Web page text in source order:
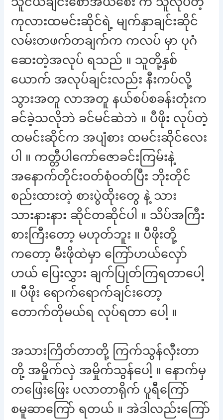
ကုလားထမင်းဆိုင်ရဲ့ မျက်နှာချင်းဆိုင်
လမ်းတဖက်တချက်က ကလပ် မှာ ပုဂံ
ဆေးတဲ့အလုပ် ရသည် ။ သူတို့နှစ်
ယောက် အလုပ်ချင်းလည်း နီးကပ်လို့
သွားအတူ လာအတူ နယ်စပ်စခန်းတုံးက
ခင်ခဲ့သလိုဘဲ ခင်မင်ဆဲဘဲ ။ ပီဖိုး လုပ်တဲ့
ထမင်းဆိုင်က အပျံစား ထမင်းဆိုင်လေး
ပါ ။ ကတ္တီပါကော်ဇောခင်းကြမ်းနဲ့
အနောက်တိုင်းဝတ်စုံဝတ်ပြီး ဘိုးတိုင်
စည်းထားတဲ့ စားပွဲထိုးတွေ နဲ့ သား
သားနားနား ဆိုင်တဆိုင်ပါ ။ သိပ်အကြီး
စားကြီးတော့ မဟုတ်ဘူး ။ ပီဖိုးတို့
ကတော့ မီးဖိုထဲမှာ ကြော်ဟယ်လှော်
ဟယ် ပြေးလွှား ချက်ပြုတ်ကြရတာပေါ့
။ ပီဖိုး ရောက်ရောက်ချင်းတော့
တောက်တိုမယ်ရ လုပ်ရတာ ပေါ့ ။
အသားကြိတ်တာတို့ ကြက်သွန်လှီးတာ
တို့ အမှိုက်လှဲ အမှိုက်သွန်ပေါ့ ။ နောက်မှ
တဖြေးဖြေး ပလာတာရိုက် ပူရီကြော်
စမူဆာကြော် ရတယ် ။ အဲဒါလည်းကြော်